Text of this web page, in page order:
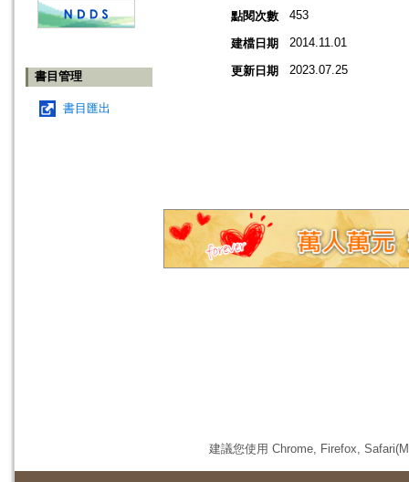
書目管理
書目匯出
點閱次數
453
建檔日期 2014.11.01
更新日期 2023.07.25
建議您使用 Chrome, Firefox,